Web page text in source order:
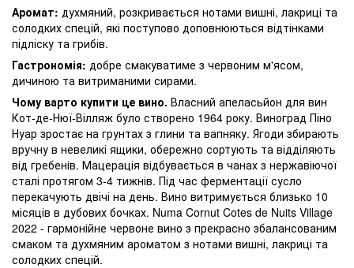
Аромат: духмяний, розкривається нотами вишні, лакриці та
солодких спецій, які поступово доповнюються відтінками
підліску та грибів.
Гастрономія: добре смакуватиме з червоним м'ясом,
дичиною та витриманими сирами.
Чому варто купити це вино. Власний апеласьйон для вин
Кот-де-Нюї-Вілляж було створено 1964 року. Виноград Піно
Нуар зростає на грунтах з глини та вапняку. Ягоди збирають
вручну в невеликі ящики, обережно сортують та відділяють
від гребенів. Мацерація відбувається в чанах з нержавіючої
сталі протягом 3-4 тижнів. Під час ферментації сусло
перекачують двічі на день. Вино витримується близько 10
місяців в дубових бочках. Numa Cornut Cotes de Nuits Village
2022 - гармонійне червоне вино з прекрасно збалансованим
смаком та духмяним ароматом з нотами вишні, лакриці та
солодких спецій.